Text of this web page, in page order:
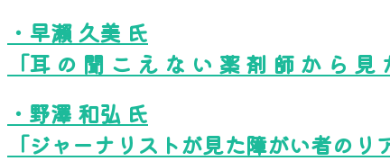
・早瀨 久美 氏
「耳 の 聞 こ え な い 薬 剤 師 か ら 見
・野澤 和弘 氏
「ジャーナリストが見た障がい者のリ